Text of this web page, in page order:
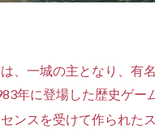
は、一城の主となり、
年に登場した歴史ゲー
ンスを受けて作られた